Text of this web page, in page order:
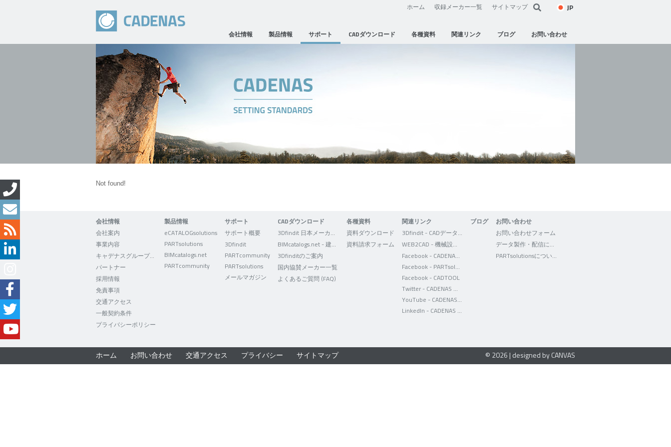
ホーム 収録メーカー一覧 サイトマップ JP
会社情報 製品情報 サポート CADダウンロード 各種資料 関連リンク ブログ お問い合わせ
Not found!
会社情報
会社案内
事業内容
パートナー
採用情報
免責事項
交通アクセス
一般契約条件
プライバシーポリシー
製品情報
eCATALOGsolutions
PARTsolutions
BIMcatalogs.net
PARTcommunity
サポート
サポート概要
3Dfindit
PARTcommunity
PARTsolutions
メールマガジン
CADダウンロード
3Dfinditのご案内
国内協賛メーカー一覧
よくあるご質問 (FAQ)
各種資料
資料ダウンロード
資料請求フォーム
関連リンク
Facebook - CADENAS WEB2CAD
Facebook - CADTOOL
ブログ お問い合わせ
お問い合わせフォーム
ホーム お問い合わせ 交通アクセス プライバシー サイトマップ © 2026 | designed by CANVAS